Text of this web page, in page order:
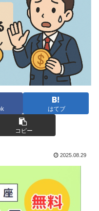
はてブ
コピー
2025.08.29